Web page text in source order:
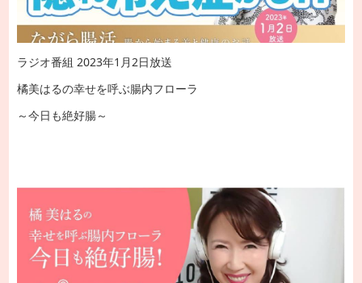
ラジオ番組 2023年1月2日放送
橘美はるの幸せを呼ぶ腸内フローラ
～今日も絶好腸～